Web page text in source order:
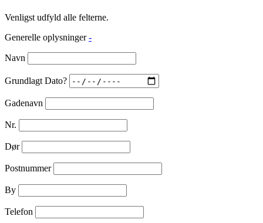
Venligst udfyld alle felterne.
Generelle oplysninger -
Navn
Grundlagt Dato?
Gadenavn
Nr.
Dør
Postnummer
By
Telefon